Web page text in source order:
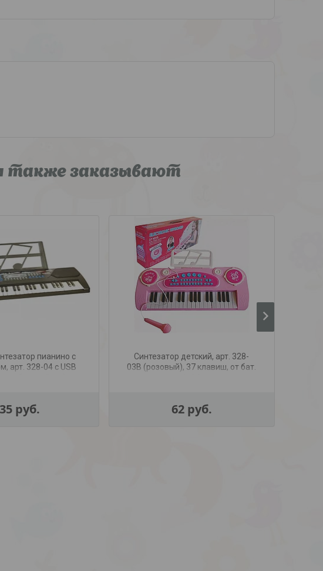
заказывают
пианино с
арт. 328-04 с USB
руб.
Синтезатор детский, арт. 328-
03B (розовый), 37 клавиш, от бат.
62 руб.